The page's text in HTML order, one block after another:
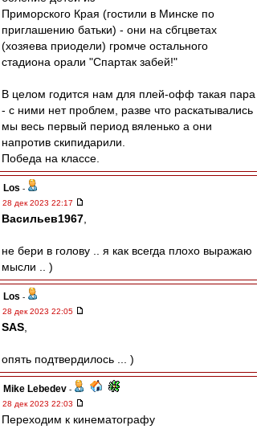
Приморского Края (гостили в Минске по
приглашению батьки) - они на сбгцветах
(хозяева приодели) громче остального
стадиона орали "Спартак забей!"
В целом годится нам для плей-офф такая пара
- с ними нет проблем, разве что раскатывались
мы весь первый период вяленько а они
напротив скипидарили.
Победа на классе.
Los -
28 дек 2023 22:17
Васильев1967
не бери в голову .. я как всегда плохо выражаю
мысли .. )
Los -
28 дек 2023 22:05
SAS
опять подтвердилось ... )
Mike Lebedev -
28 дек 2023 22:03
Переходим к кинематографу